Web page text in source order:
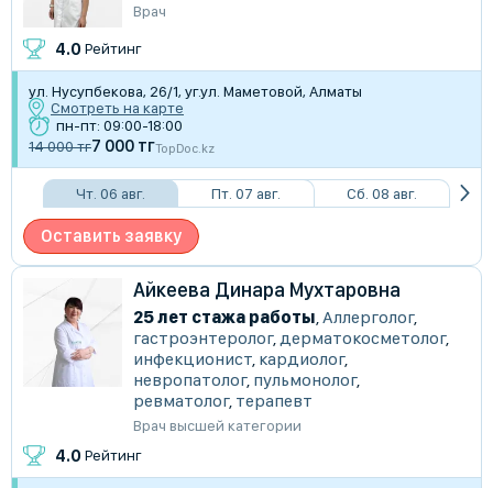
Врач
4.0 Рейтинг
ул. Нусупбекова, 26/1, уг.ул. Маметовой, Алматы
Смотреть на карте
пн-пт: 09:00-18:00
14 000 тг7 000 тгTopDoc.kz
Чт. 06 авг. Пт. 07 авг. Сб. 08 авг.
Оставить заявку
Айкеева Динара Мухтаровна
25 лет стажа работы,Аллерголог,
гастроэнтеролог,дерматокосметолог,
инфекционист, кардиолог,
невропатолог, пульмонолог,
ревматолог, терапевт
Врач высшей категории
4.0 Рейтинг